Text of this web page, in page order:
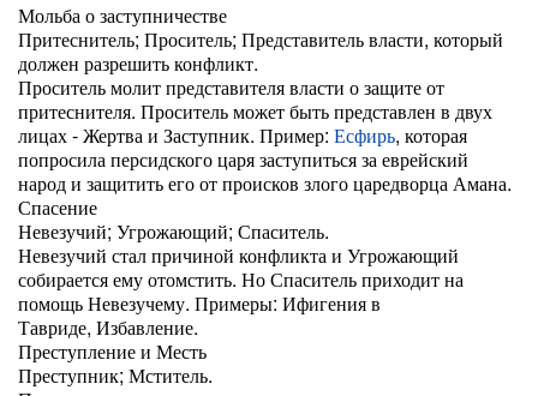
Мольба о заступничестве
Притеснитель; Проситель; Представитель власти, который
должен разрешить конфликт.
Проситель молит представителя власти о защите от
притеснителя. Проситель может быть представлен в двух
лицах - Жертва и Заступник. Пример: Есфирь, которая
попросила персидского царя заступиться за еврейский
народ и защитить его от происков злого царедворца Амана.
Спасение
Невезучий; Угрожающий; Спаситель.
Невезучий стал причиной конфликта и Угрожающий
собирается ему отомстить. Но Спаситель приходит на
помощь Невезучему. Примеры: Ифигения в
Тавриде, Избавление.
Преступление и Месть
Преступник; Мститель.